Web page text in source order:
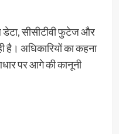
सीसीटीवी फुटेज और
है। अधिकारियों का कहना
पर आगे की कानूनी